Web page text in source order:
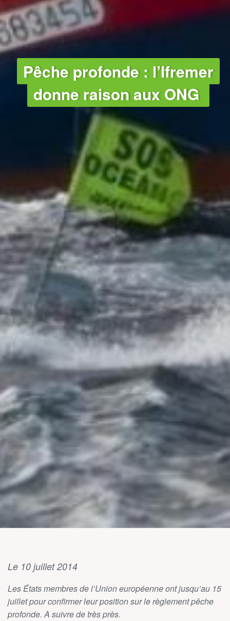
OCÉANS
Pêche profonde : l’Ifremer
donne raison aux ONG
Le 10 juillet 2014
Les États membres de l’Union européenne ont jusqu’au 15
juillet pour confirmer leur position sur le règlement pêche
profonde. A suivre de très près.